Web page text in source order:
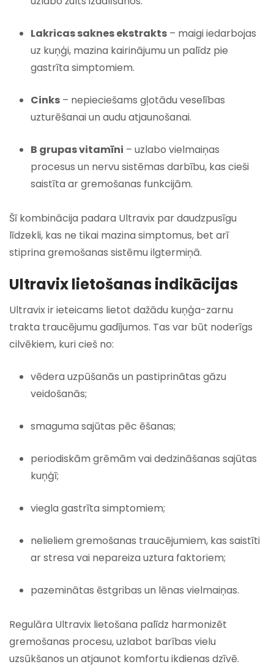
Lakricas saknes ekstrakts – maigi iedarbojas
uz kuņģi, mazina kairinājumu un palīdz pie
gastrīta simptomiem.
Cinks – nepieciešams gļotādu veselības
uzturēšanai un audu atjaunošanai.
B grupas vitamīni – uzlabo vielmaiņas
procesus un nervu sistēmas darbību, kas cieši
saistīta ar gremošanas funkcijām.
Šī kombinācija padara Ultravix par daudzpusīgu
līdzekli, kas ne tikai mazina simptomus, bet arī
stiprina gremošanas sistēmu ilgtermiņā.
Ultravix lietošanas indikācijas
Ultravix ir ieteicams lietot dažādu kuņģa-zarnu
trakta traucējumu gadījumos. Tas var būt noderīgs
cilvēkiem, kuri cieš no:
vēdera uzpūšanās un pastiprinātas gāzu
veidošanās;
smaguma sajūtas pēc ēšanas;
periodiskām grēmām vai dedzināšanas sajūtas
kuņģī;
viegla gastrīta simptomiem;
nelieliem gremošanas traucējumiem, kas saistīti
ar stresa vai nepareiza uztura faktoriem;
pazeminātas ēstgribas un lēnas vielmaiņas.
Regulāra Ultravix lietošana palīdz harmonizēt
gremošanas procesu, uzlabot barības vielu
uzsūkšanos un atjaunot komfortu ikdienas dzīvē.